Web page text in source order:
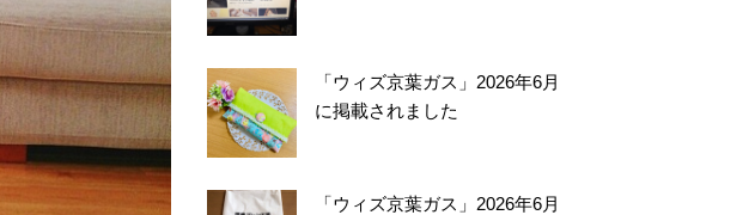
「ウィズ京葉ガス」2026年6月
に掲載されました
「ウィズ京葉ガス」2026年6月